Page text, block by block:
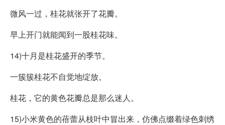
微风一过，桂花就张开了花瓣。
早上开门就能闻到一股桂花味。
14)十月是桂花盛开的季节。
一簇簇桂花不自觉地绽放。
桂花，它的黄色花瓣总是那么迷人。
15)小米黄色的蓓蕾从枝叶中冒出来，仿佛点缀着绿色刺绣